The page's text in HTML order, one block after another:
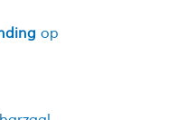
op